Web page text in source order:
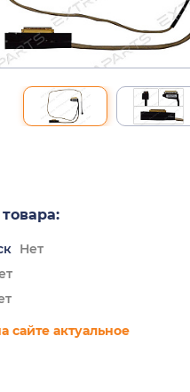
Нет
сайте актуальное